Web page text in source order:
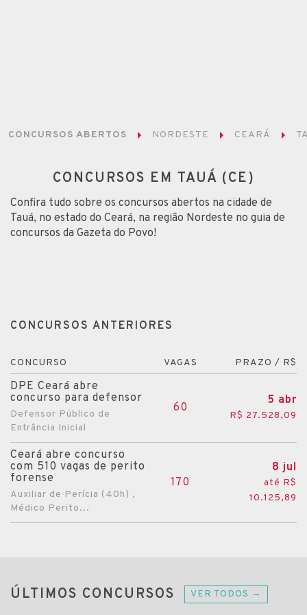
CONCURSOS ABERTOS NORDESTE CEARÁ
CONCURSOS EM TAUÁ (CE)
Confira tudo sobre os concursos abertos na cidade de
Tauá, no estado do Ceará, na região Nordeste no guia de
concursos da Gazeta do Povo!
CONCURSOS ANTERIORES
CONCURSO VAGAS PRAZO / R$
DPE Ceará abre
concurso para defensor
Defensor Público de
Entrância Inicial
60
5 abr
R$ 27.528,09
Ceará abre concurso
com 510 vagas de perito
forense
Auxiliar de Perícia (40h) ,
Médico Perito...
170
8 jul
até R$
10.125,89
ÚLTIMOS CONCURSOS VER TODOS →